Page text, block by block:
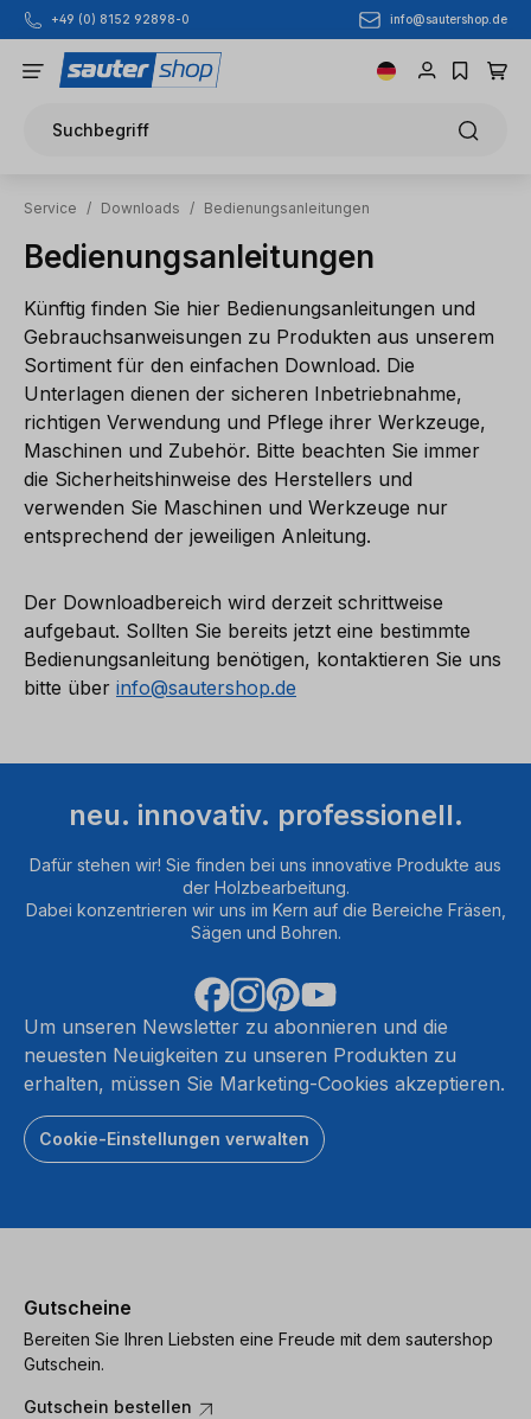
Zum Hauptinhalt springen
+49 (0) 8152 92898-0 info@sautershop.de
Suchbegriff
Service / Downloads / Bedienungsanleitungen
Bedienungsanleitungen
Künftig finden Sie hier Bedienungsanleitungen und
Gebrauchsanweisungen zu Produkten aus unserem
Sortiment für den einfachen Download. Die
Unterlagen dienen der sicheren Inbetriebnahme,
richtigen Verwendung und Pflege ihrer Werkzeuge,
Maschinen und Zubehör. Bitte beachten Sie immer
die Sicherheitshinweise des Herstellers und
verwenden Sie Maschinen und Werkzeuge nur
entsprechend der jeweiligen Anleitung.
Der Downloadbereich wird derzeit schrittweise
aufgebaut. Sollten Sie bereits jetzt eine bestimmte
Bedienungsanleitung benötigen, kontaktieren Sie uns
bitte über info@sautershop.de
neu. innovativ. professionell.
Dafür stehen wir! Sie finden bei uns innovative Produkte aus
der Holzbearbeitung.
Dabei konzentrieren wir uns im Kern auf die Bereiche Fräsen,
Sägen und Bohren.
Um unseren Newsletter zu abonnieren und die
neuesten Neuigkeiten zu unseren Produkten zu
erhalten, müssen Sie Marketing-Cookies akzeptieren.
Cookie-Einstellungen verwalten
Gutscheine
Bereiten Sie Ihren Liebsten eine Freude mit dem sautershop
Gutschein.
Gutschein bestellen